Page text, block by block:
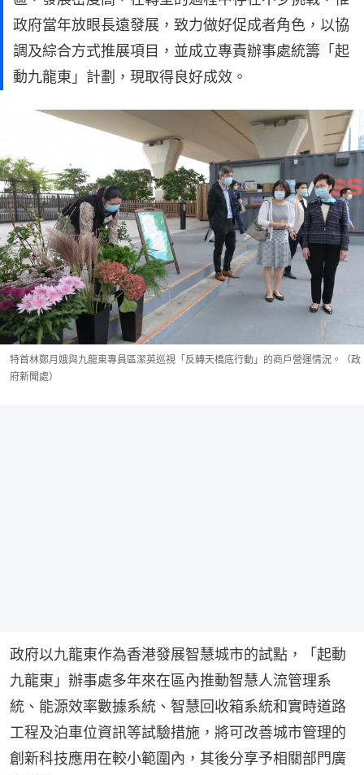
政府當年放眼長遠發展，致力做好促成者角色，以協
調及綜合方式推展項目，並成立專責辦事處統籌「起
動九龍東」計劃，現取得良好成效。
特首林鄭月娥與九龍東專員區潔英巡視「反轉天橋底行動」的商戶營運情況。（政
府新聞處）
政府以九龍東作為香港發展智慧城市的試點，「起動
九龍東」辦事處多年來在區內推動智慧人流管理系
統、能源效率數據系統、智慧回收箱系統和實時道路
工程及泊車位資訊等試驗措施，將可改善城市管理的
創新科技應用在較小範圍內，其後分享予相關部門廣